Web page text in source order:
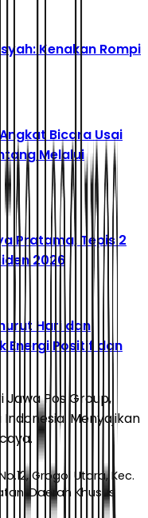
Kenakan Rompi
Bicara Usai
Melalui
Pratama, Tepis 2
2026
Hari dan
Energi Positif dan
Pos Group,
Menyajikan
Grogol Utara, Kec.
Daerah Khusus